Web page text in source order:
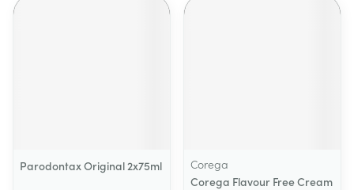
Parodontax Original 2x75ml
Corega
Corega Flavour Free Cream